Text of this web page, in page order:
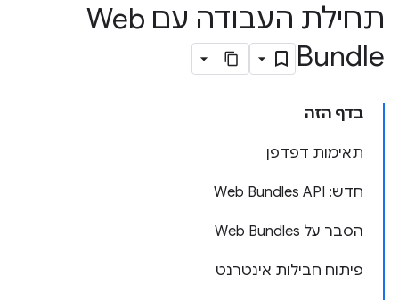
תחילת העבודה עם Web
Bundle
בדף הזה
תאימות דפדפן
חדש: Web Bundles API
הסבר על Web Bundles
פיתוח חבילות אינטרנט